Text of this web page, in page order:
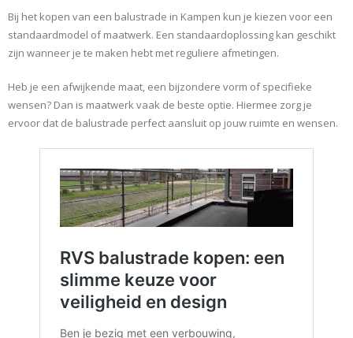
Bij het kopen van een balustrade in Kampen kun je kiezen voor een
standaardmodel of maatwerk. Een standaardoplossing kan geschikt
zijn wanneer je te maken hebt met reguliere afmetingen.
Heb je een afwijkende maat, een bijzondere vorm of specifieke
wensen? Dan is maatwerk vaak de beste optie. Hiermee zorg je
ervoor dat de balustrade perfect aansluit op jouw ruimte en wensen.